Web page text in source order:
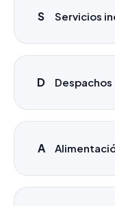
S Servicios
D Despachos
A